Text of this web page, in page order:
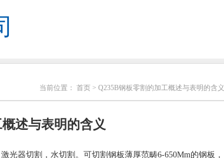
当前位置： 首页 > Q235B钢板零割的加工概述与表明的含义
述与表明的含义
器切割，水切割。可切割钢板薄厚范畴6-650Mm的钢板，